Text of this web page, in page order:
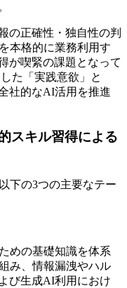
の正確性・独自性の判
本格的に業務利用す
が喫緊の課題となって
た「実践意欲」と
社的なAI活用を推進
スキル習得による
下の3つの主要なテー
めの基礎知識を体系
み、情報漏洩やハル
び生成AI利用におけ